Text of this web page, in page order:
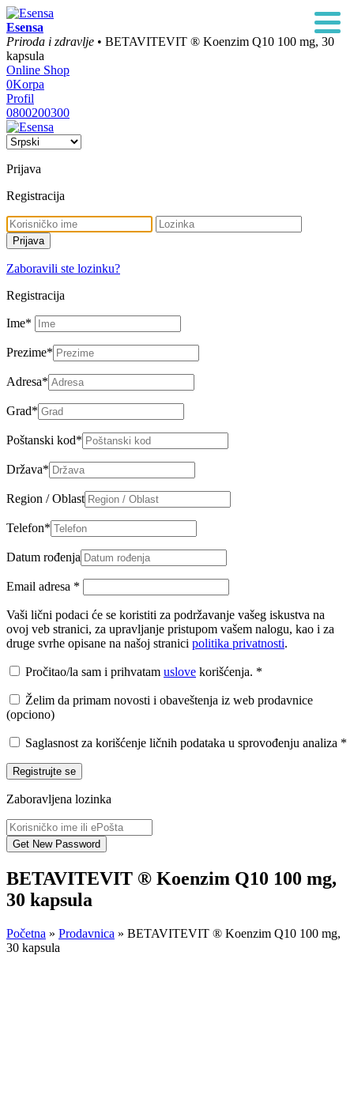
Esensa
Priroda i zdravlje • BETAVITEVIT ® Koenzim Q10 100 mg, 30
kapsula
Online Shop
0Korpa
Profil
0800200300
Prijava
Registracija
Zaboravili ste lozinku?
Registracija
Ime*
Prezime*
Adresa*
Grad*
Poštanski kod*
Država*
Region / Oblast
Telefon*
Datum rođenja
Email adresa *
Vaši lični podaci će se koristiti za podržavanje vašeg iskustva na
ovoj veb stranici, za upravljanje pristupom vašem nalogu, kao i za
druge svrhe opisane na našoj stranici politika privatnosti.
Pročitao/la sam i prihvatam uslove korišćenja. *
Želim da primam novosti i obaveštenja iz web prodavnice
(opciono)
Saglasnost za korišćenje ličnih podataka u sprovođenju analiza *
Registrujte se
Zaboravljena lozinka
BETAVITEVIT ® Koenzim Q10 100 mg,
30 kapsula
Početna » Prodavnica » BETAVITEVIT ® Koenzim Q10 100 mg,
30 kapsula